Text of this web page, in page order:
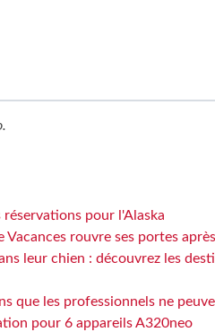
.
réservations pour l'Alaska
rouvre ses portes
leur chien : découvrez les
que les professionnels ne
pour 6 appareils A320neo